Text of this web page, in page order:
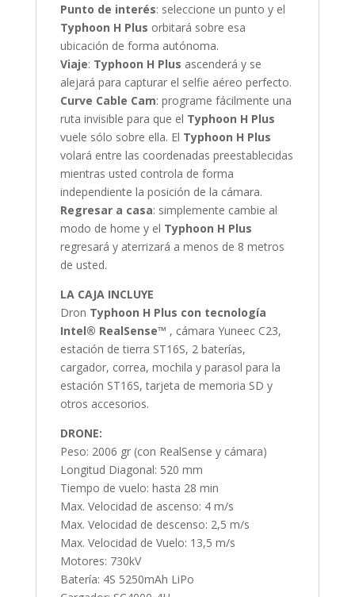
Punto de interés: seleccione un punto y el
Typhoon H Plus orbitará sobre esa
ubicación de forma autónoma.
Viaje: Typhoon H Plus ascenderá y se
alejará para capturar el selfie aéreo perfecto.
Curve Cable Cam: programe fácilmente una
ruta invisible para que el Typhoon H Plus
vuele sólo sobre ella. El Typhoon H Plus
volará entre las coordenadas preestablecidas
mientras usted controla de forma
independiente la posición de la cámara.
Regresar a casa: simplemente cambie al
modo de home y el Typhoon H Plus
regresará y aterrizará a menos de 8 metros
de usted.
LA CAJA INCLUYE
Dron Typhoon H Plus con tecnología
Intel® RealSense™ , cámara Yuneec C23,
estación de tierra ST16S, 2 baterías,
cargador, correa, mochila y parasol para la
estación ST16S, tarjeta de memoria SD y
otros accesorios.
DRONE:
Peso: 2006 gr (con RealSense y cámara)
Longitud Diagonal: 520 mm
Tiempo de vuelo: hasta 28 min
Max. Velocidad de ascenso: 4 m/s
Max. Velocidad de descenso: 2,5 m/s
Max. Velocidad de Vuelo: 13,5 m/s
Motores: 730kV
Batería: 4S 5250mAh LiPo